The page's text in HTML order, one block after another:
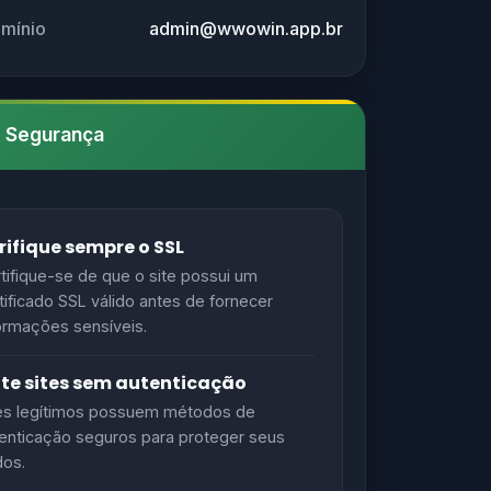
admin@wwowin.app.br
sempre o SSL
se de que o site possui um
SSL válido antes de fornecer
sensíveis.
sites sem autenticação
legítimos possuem métodos de
seguros para proteger seus